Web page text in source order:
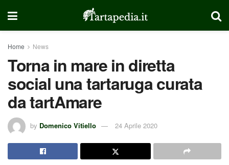
Home News
Torna in mare in diretta
social una tartaruga curata
da tartAmare
by Domenico Vitiello 24 Aprile 2020